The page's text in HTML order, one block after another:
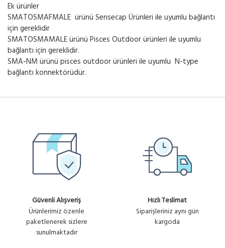
Ek ürünler
SMATOSMAFMALE ürünü Sensecap Ürünleri ile uyumlu bağlantı
için gereklidir
SMATOSMAMALE ürünü Pisces Outdoor ürünleri ile uyumlu
bağlantı için gereklidir.
SMA-NM ürünü pisces outdoor ürünleri ile uyumlu N-type
bağlantı konnektörüdür.
Güvenli Alışveriş
Ürünlerimiz özenle
paketlenerek sizlere
sunulmaktadır
Hızlı Teslimat
Siparişleriniz aynı gün
kargoda